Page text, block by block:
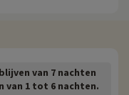
van 7 nachten
van 1 tot 6 nachten.